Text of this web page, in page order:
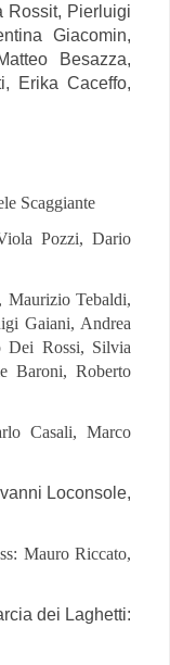
Rossit, Pierluigi
Giacomin,
Besazza,
Erika Caceffo,
Scaggiante
Pozzi, Dario
Maurizio Tebaldi,
Gaiani, Andrea
Dei Rossi, Silvia
Baroni, Roberto
Casali, Marco
Loconsole,
Mauro Riccato,
dei Laghetti: